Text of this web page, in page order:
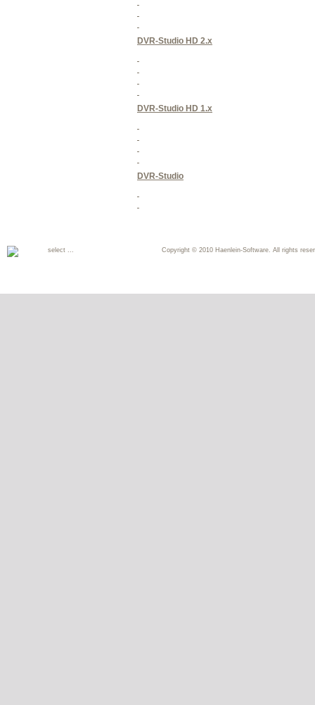
DVR-Studio HD 2.x
DVR-Studio HD 1.x
DVR-Studio
select ... Copyright © 2010 Haenlein-Software. All rights